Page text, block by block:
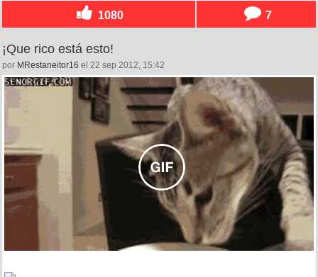
1080 7
¡Que rico está esto!
por MRestaneitor16 el 22 sep 2012, 15:42